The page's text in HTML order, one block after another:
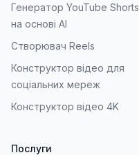
Генератор YouTube Shorts
на основі AI
Створювач Reels
Конструктор відео для
соціальних мереж
Конструктор відео 4K
Послуги